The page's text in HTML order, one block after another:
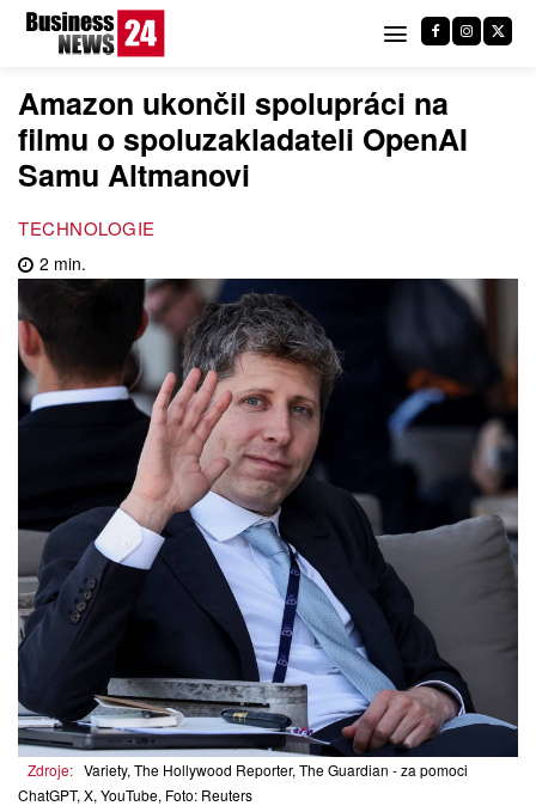
Amazon ukončil spolupráci na
filmu o spoluzakladateli OpenAI
Samu Altmanovi
TECHNOLOGIE
2 min.
Zdroje: Variety, The Hollywood Reporter, The Guardian - za pomoci
ChatGPT, X, YouTube, Foto: Reuters